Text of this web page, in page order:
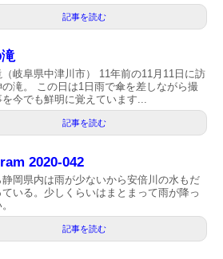
記事を読む
岐阜県中津川市） 11年前の11月11日に訪
の滝。 この日は1日雨で傘を差しながら撮
今でも鮮明に覚えています...
記事を読む
2020-042
岡県内は雨が少ないから安倍川の水もだ
ている。少しくらいはまとまって雨が降っ
記事を読む